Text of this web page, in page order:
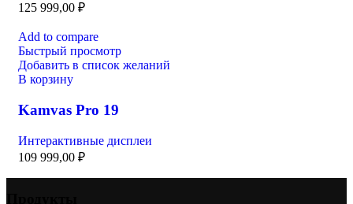
125 999,00 ₽
Add to compare
Быстрый просмотр
Добавить в список желаний
В корзину
Kamvas Pro 19
Интерактивные дисплеи
109 999,00 ₽